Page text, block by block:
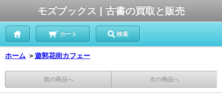
モズブックス | 古書の買取と販売
カート 検索
ホーム ＞遊郭花街カフェー
前の商品へ 次の商品へ